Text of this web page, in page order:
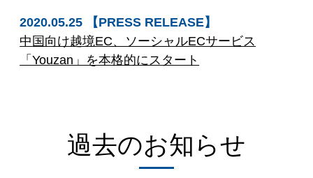
2020.05.25 【PRESS RELEASE】
中国向け越境EC、ソーシャルECサービス
「Youzan」を本格的にスタート
過去のお知らせ